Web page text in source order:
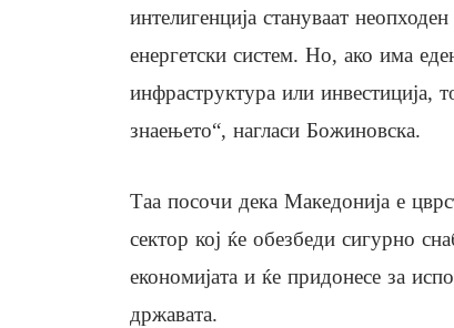
интелигенција стануваат
енергетски систем. Но, ако има
инфраструктура или инвестиција,
знаењето“, нагласи Божиновска.
Таа посочи дека Македонија е
сектор кој ќе обезбеди сигурно
економијата и ќе придонесе за
државата.